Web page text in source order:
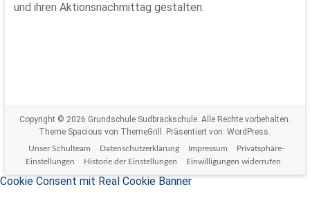
und ihren Aktionsnachmittag gestalten.
Copyright © 2026 Grundschule Sudbrackschule. Alle Rechte vorbehalten.
Theme Spacious von ThemeGrill. Präsentiert von:WordPress.
Unser Schulteam Datenschutzerklärung Impressum
Privatsphäre-
Einstellungen
Historie der Einstellungen Einwilligungen widerrufen
Cookie Consent mit Real Cookie Banner